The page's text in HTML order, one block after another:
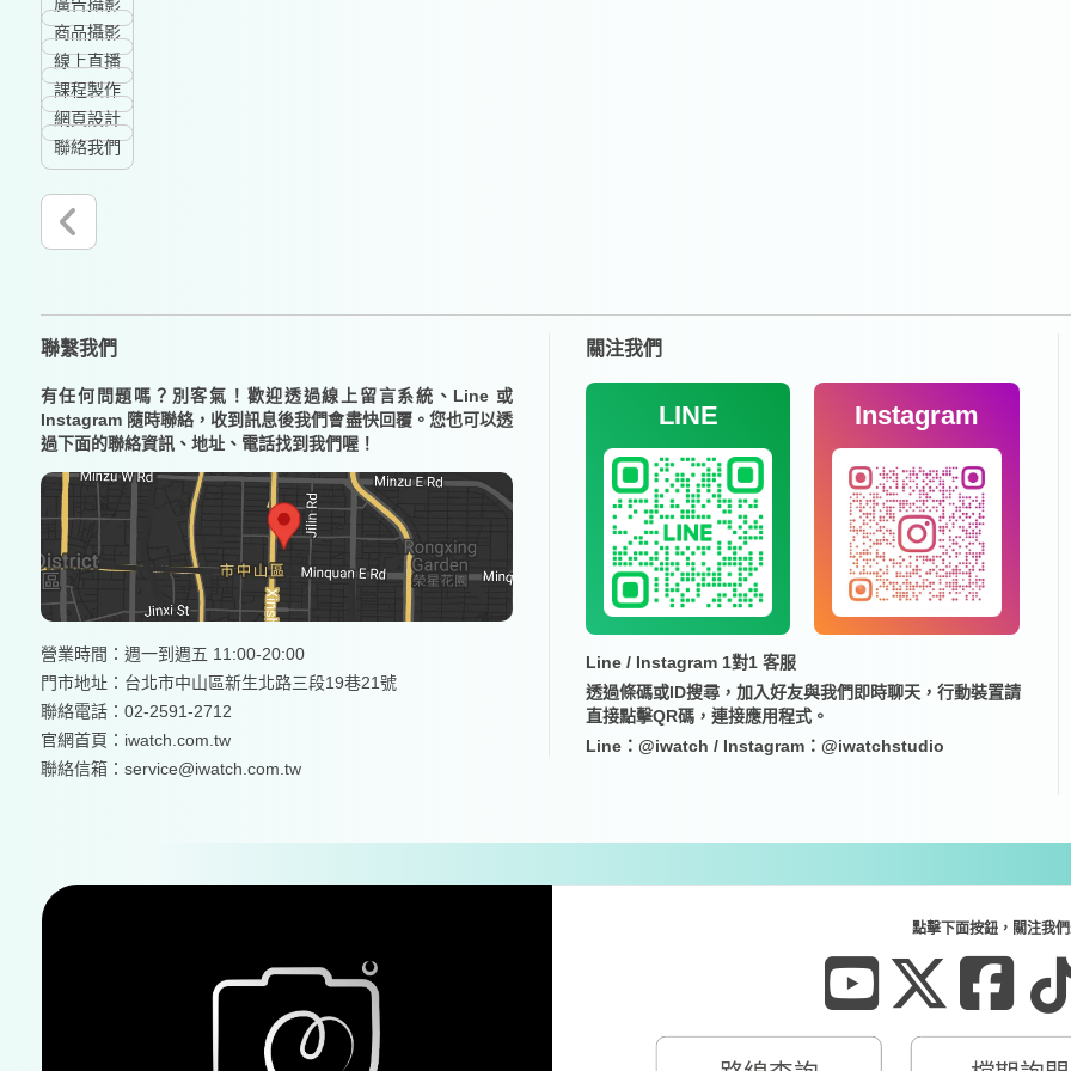
商品攝影
線上直播
課程製作
網頁設計
聯絡我們
聯繫我們
有任何問題嗎？別客氣！歡迎透過線上留言系統、Line 或
Instagram 隨時聯絡，收到訊息後我們會盡快回覆。您也可以透
過下面的聯絡資訊、地址、電話找到我們喔！
營業時間：週一到週五 11:00-20:00
門市地址：台北市中山區新生北路三段19巷21號
聯絡電話：02-2591-2712
官網首頁： iwatch.com.tw
聯絡信箱：service@iwatch.com.tw
關注我們
LINE Instagram
Line / Instagram 1對1 客服
透過條碼或ID搜尋，加入好友與我們即時聊天，行動裝置請
直接點擊QR碼，連接應用程式。
Line：@iwatch / Instagram：@iwatchstudio
點擊下面按鈕，關注我